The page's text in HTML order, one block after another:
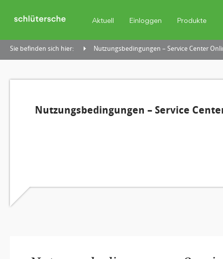
Aktuell Einloggen Produkte
Sie befinden sich hier: Nutzungsbedingungen – Service Center
Nutzungsbedingungen – Service